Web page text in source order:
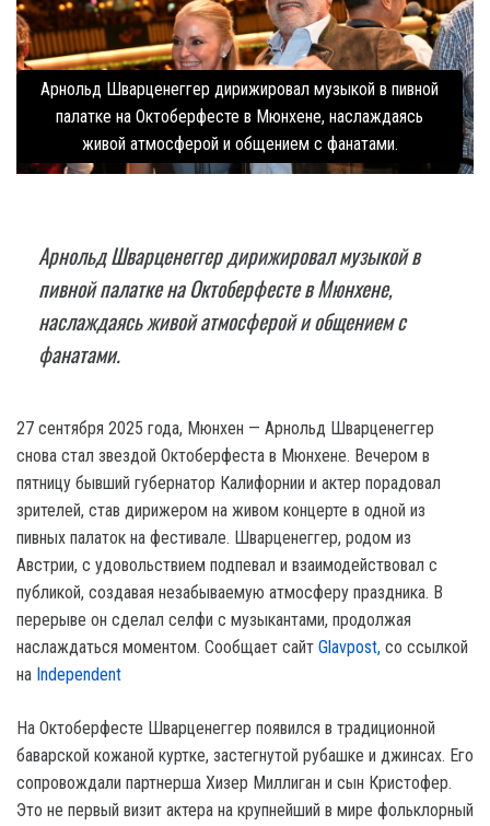
Арнольд Шварценеггер дирижировал музыкой в пивной
палатке на Октоберфесте в Мюнхене, наслаждаясь
живой атмосферой и общением с фанатами.
Арнольд Шварценеггер дирижировал музыкой в
пивной палатке на Октоберфесте в Мюнхене,
наслаждаясь живой атмосферой и общением с
фанатами.
27 сентября 2025 года, Мюнхен — Арнольд Шварценеггер
снова стал звездой Октоберфеста в Мюнхене. Вечером в
пятницу бывший губернатор Калифорнии и актер порадовал
зрителей, став дирижером на живом концерте в одной из
пивных палаток на фестивале. Шварценеггер, родом из
Австрии, с удовольствием подпевал и взаимодействовал с
публикой, создавая незабываемую атмосферу праздника. В
перерыве он сделал селфи с музыкантами, продолжая
наслаждаться моментом. Сообщает сайт Glavpost, со ссылкой
на Іndependent
На Октоберфесте Шварценеггер появился в традиционной
баварской кожаной куртке, застегнутой рубашке и джинсах. Его
сопровождали партнерша Хизер Миллиган и сын Кристофер.
Это не первый визит актера на крупнейший в мире фольклорный